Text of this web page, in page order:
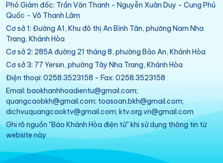
Phó Giám đốc: Trần Văn Thanh - Nguyễn Xuân Duy - Cung Phú
Quốc - Võ Thanh Lâm
Cơ sở 1: Đường A1, Khu đô thị An Bình Tân, phường Nam Nha
Trang, Khánh Hòa
Cơ sở 2: 285A đường 21 tháng 8, phường Bảo An, Khánh Hòa
Cơ sở 3: 77 Yersin, phường Tây Nha Trang, Khánh Hòa
Điện thoại: 0258.3523158 - Fax: 0258.3523158
Email: baokhanhhoadientu@gmail.com;
quangcaobkh@gmail.com; toasoan.bkh@gmail.com;
dichvuquangcaoktv@gmail.com; ktv.org.vn@gmail.com
Ghi rõ nguồn "Báo Khánh Hòa điện tử" khi sử dụng thông tin từ
website này